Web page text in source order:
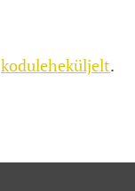
koduleheküljelt.